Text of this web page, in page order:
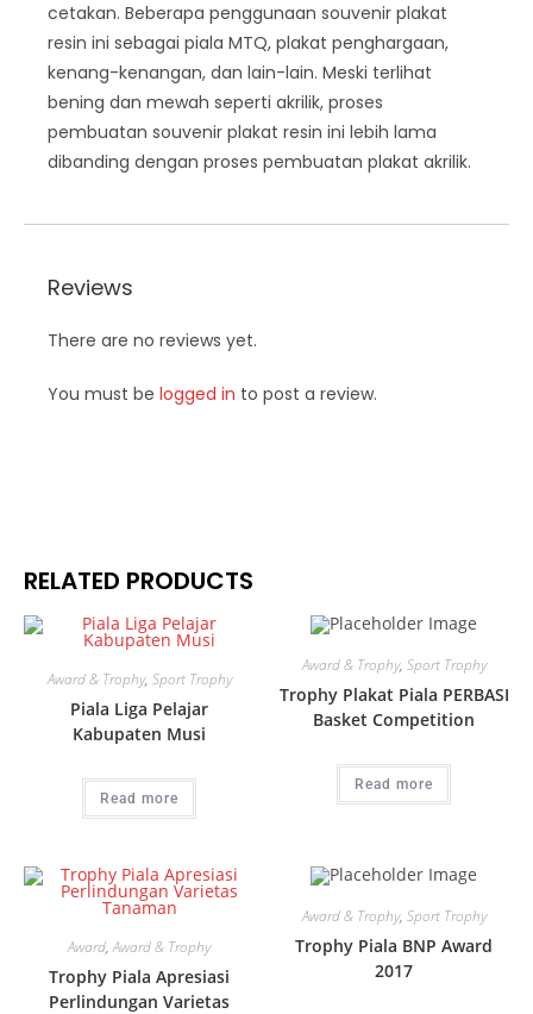
cetakan. Beberapa penggunaan souvenir plakat
resin ini sebagai piala MTQ, plakat penghargaan,
kenang-kenangan, dan lain-lain. Meski terlihat
bening dan mewah seperti akrilik, proses
pembuatan souvenir plakat resin ini lebih lama
dibanding dengan proses pembuatan plakat akrilik.
Reviews
There are no reviews yet.
You must be logged in to post a review.
RELATED PRODUCTS
Award & Trophy, Sport Trophy
Piala Liga Pelajar
Kabupaten Musi
Read more
Award & Trophy, Sport Trophy
Trophy Plakat Piala PERBASI
Basket Competition
Read more
Award,Award & Trophy
Trophy Piala Apresiasi
Perlindungan Varietas
Award & Trophy, Sport Trophy
Trophy Piala BNP Award
2017